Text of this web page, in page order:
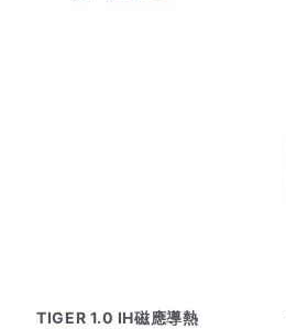
TIGER 1.0 IH磁應導熱